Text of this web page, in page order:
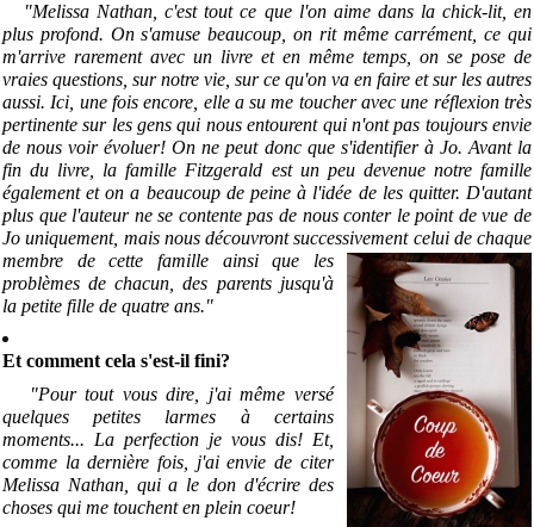
"Melissa Nathan, c'est tout ce que l'on aime dans la chick-lit, en
plus profond. On s'amuse beaucoup, on rit même carrément, ce qui
m'arrive rarement avec un livre et en même temps, on se pose de
vraies questions, sur notre vie, sur ce qu'on va en faire et sur les autres
aussi. Ici, une fois encore, elle a su me toucher avec une réflexion très
pertinente sur les gens qui nous entourent qui n'ont pas toujours envie
de nous voir évoluer! On ne peut donc que s'identifier à Jo. Avant la
fin du livre, la famille Fitzgerald est un peu devenue notre famille
également et on a beaucoup de peine à l'idée de les quitter. D'autant
plus que l'auteur ne se contente pas de nous conter le point de vue de
Jo uniquement, mais nous découvront successivement celui de chaque
membre de cette famille ainsi que les
problèmes de chacun, des parents jusqu'à
la petite fille de quatre ans."
Et comment cela s'est-il fini?
"Pour tout vous dire, j'ai même versé
quelques petites larmes à certains
moments... La perfection je vous dis! Et,
comme la dernière fois, j'ai envie de citer
Melissa Nathan, qui a le don d'écrire des
choses qui me touchent en plein coeur!